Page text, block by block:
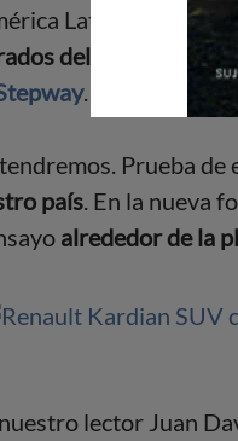
Latina, la
del año
no solo
.
Prueba de
país. En la nueva
alrededor de la
lector Juan